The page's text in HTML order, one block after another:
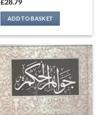
£28.79
ADD TO BASKET